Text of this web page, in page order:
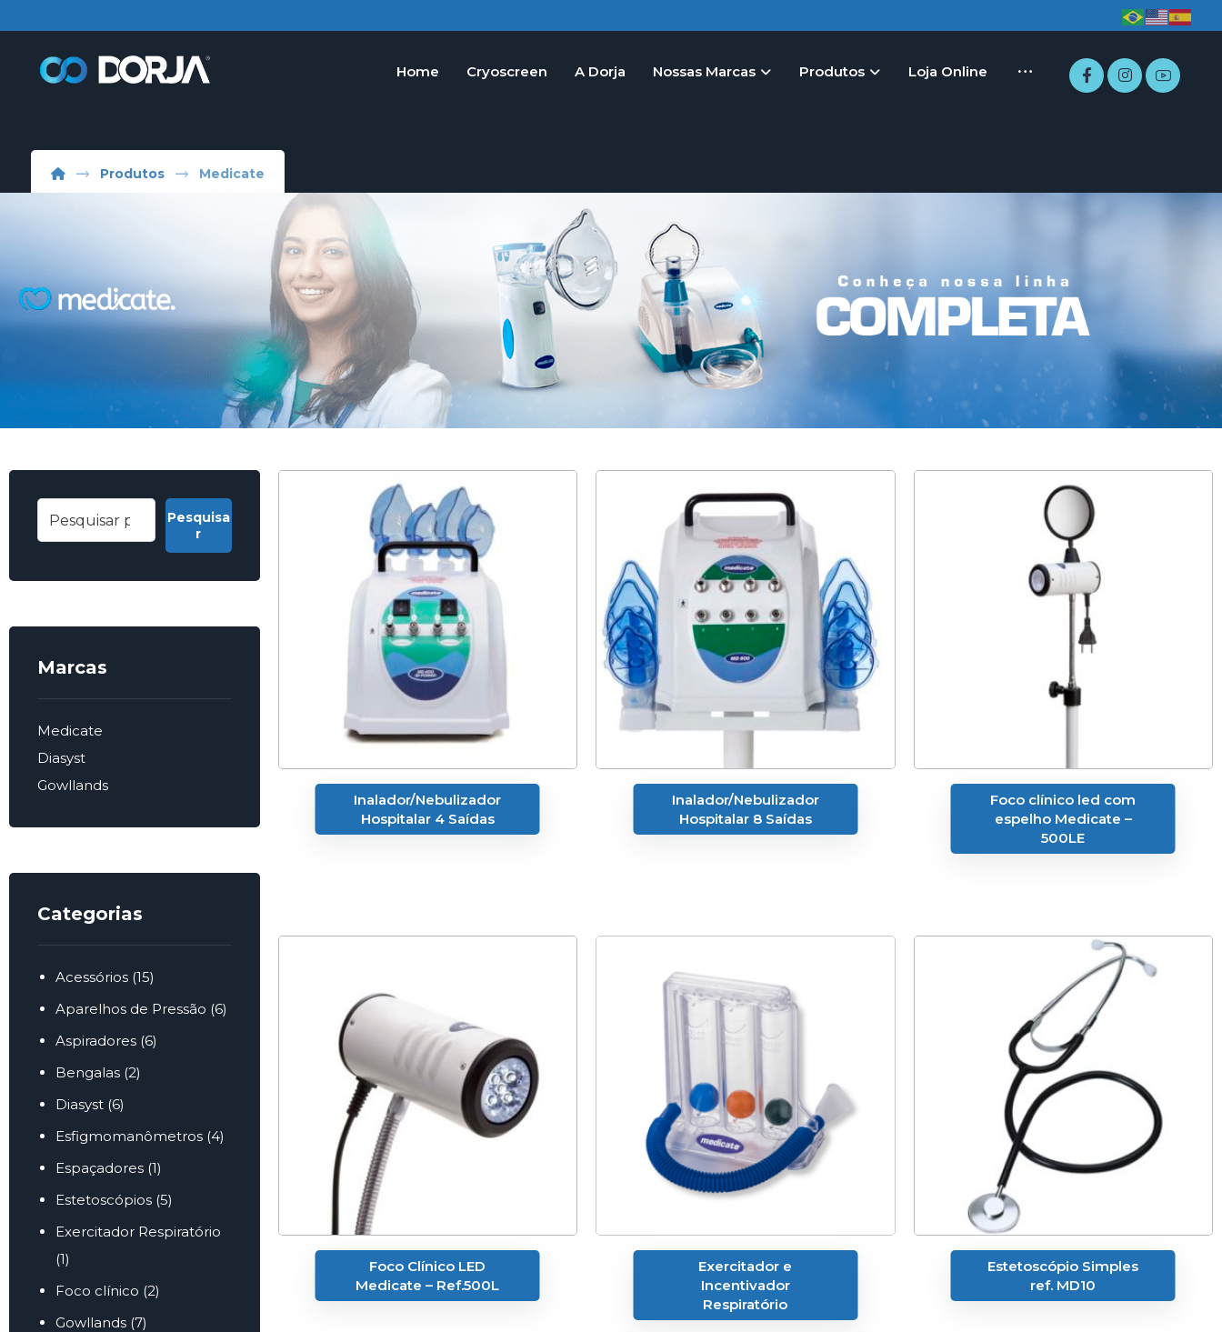
Home Cryoscreen A Dorja Nossas Marcas Produtos Loja Online
Produtos Medicate
Pesquisa
r
Marcas
Medicate
Diasyst
Gowllands
Categorias
Acessórios (15)
Aparelhos de Pressão (6)
Aspiradores (6)
Bengalas (2)
Diasyst (6)
Esfigmomanômetros (4)
Espaçadores (1)
Estetoscópios (5)
Exercitador Respiratório
(1)
Foco clínico (2)
Gowllands (7)
Inalador/Nebulizador
Hospitalar 4 Saídas
Inalador/Nebulizador
Hospitalar 8 Saídas
Foco clínico led com
espelho Medicate –
500LE
Foco Clínico LED
Medicate – Ref.500L
Exercitador e
Incentivador
Respiratório
Estetoscópio Simples
ref. MD10